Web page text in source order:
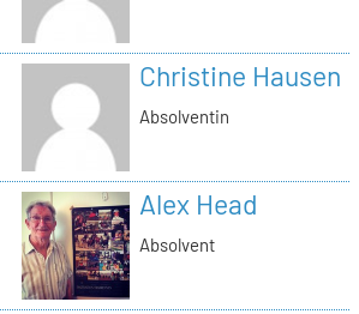
Christine Hausen
Absolventin
Alex Head
Absolvent